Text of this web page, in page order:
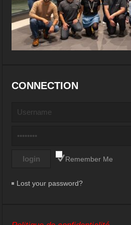
CONNECTION
Remember Me
Lost your password?